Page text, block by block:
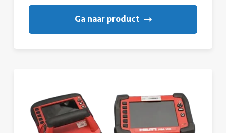
Ga naar product